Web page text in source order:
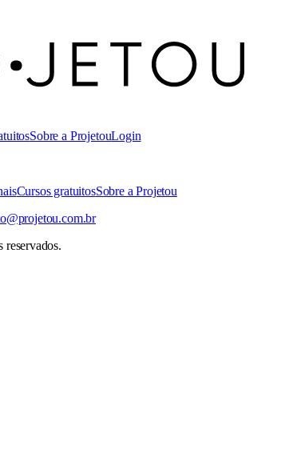
Sobre a ProjetouLogin
Cursos gratuitosSobre a Projetou
reservados.